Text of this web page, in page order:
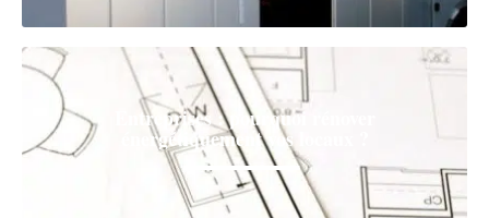
Entreprises : pourquoi rénover
énergétiquement vos locaux ?